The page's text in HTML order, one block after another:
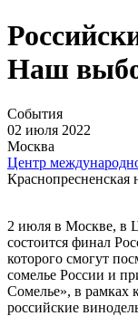
Наш
События
02 июля 2022
Москва
Центр
Краснопресненская
2 июля в Москве, в
состоится финал
которого смогут
сомелье России и
Сомелье», в рамках
российские